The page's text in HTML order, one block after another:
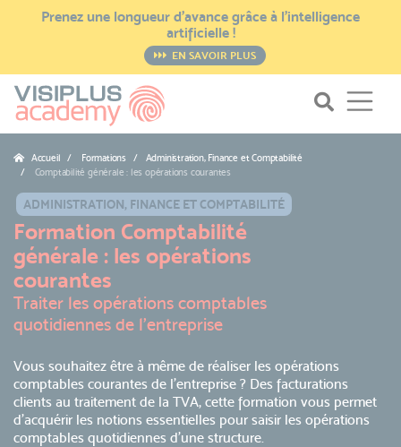
Prenez une longueur d’avance grâce à l’intelligence
artificielle !
EN SAVOIR PLUS
Accueil
Formations / Administration, Finance et Comptabilité
Comptabilité générale : les opérations courantes
ADMINISTRATION, FINANCE ET COMPTABILITÉ
Formation Comptabilité
générale : les opérations
courantes
Traiter les opérations comptables
quotidiennes de l’entreprise
Vous souhaitez être à même de réaliser les opérations
comptables courantes de l’entreprise ? Des facturations
clients au traitement de la TVA, cette formation vous permet
d’acquérir les notions essentielles pour saisir les opérations
comptables quotidiennes d’une structure.